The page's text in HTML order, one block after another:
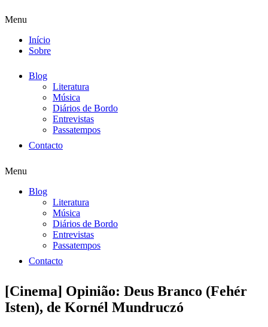
Menu
Início
Sobre
Blog
Literatura
Música
Diários de Bordo
Entrevistas
Passatempos
Contacto
Menu
Blog
Literatura
Música
Diários de Bordo
Entrevistas
Passatempos
Contacto
[Cinema] Opinião: Deus Branco (Fehér
Isten), de Kornél Mundruczó